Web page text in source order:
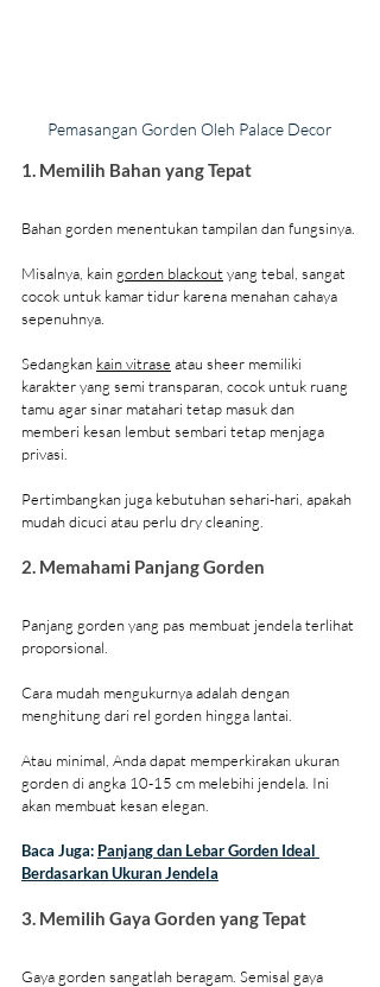
Pemasangan Gorden Oleh Palace Decor
1. Memilih Bahan yang Tepat
Bahan gorden menentukan tampilan dan fungsinya.
Misalnya, kain gorden blackout yang tebal, sangat
cocok untuk kamar tidur karena menahan cahaya
sepenuhnya.
Sedangkan kain vitrase atau sheer memiliki
karakter yang semi transparan, cocok untuk ruang
tamu agar sinar matahari tetap masuk dan
memberi kesan lembut sembari tetap menjaga
privasi.
Pertimbangkan juga kebutuhan sehari-hari, apakah
mudah dicuci atau perlu dry cleaning.
2. Memahami Panjang Gorden
Panjang gorden yang pas membuat jendela terlihat
proporsional.
Cara mudah mengukurnya adalah dengan
menghitung dari rel gorden hingga lantai.
Atau minimal, Anda dapat memperkirakan ukuran
gorden di angka 10-15 cm melebihi jendela. Ini
akan membuat kesan elegan.
Baca Juga: Panjang dan Lebar Gorden Ideal
Berdasarkan Ukuran Jendela
3. Memilih Gaya Gorden yang Tepat
Gaya gorden sangatlah beragam. Semisal gaya